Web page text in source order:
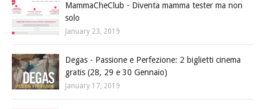
MammaCheClub - Diventa mamma tester ma non
solo
January 23, 2019
Degas - Passione e Perfezione: 2 biglietti cinema
gratis (28, 29 e 30 Gennaio)
January 17, 2019